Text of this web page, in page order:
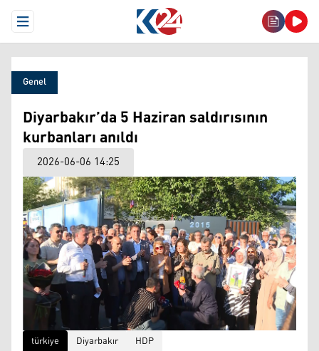
Open Menu
Genel
Diyarbakır’da 5 Haziran saldırısının
kurbanları anıldı
2026-06-06 14:25
türkiye Diyarbakır HDP